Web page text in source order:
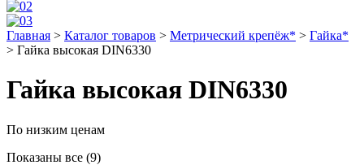
Главная > Каталог товаров > Метрический крепёж* > Гайка*
> Гайка высокая DIN6330
Гайка высокая DIN6330
По низким ценам
Показаны все (9)